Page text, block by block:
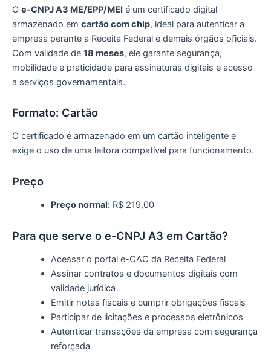
O e-CNPJ A3 ME/EPP/MEI é um certificado digital
armazenado em cartão com chip, ideal para autenticar a
empresa perante a Receita Federal e demais órgãos oficiais.
Com validade de 18 meses, ele garante segurança,
mobilidade e praticidade para assinaturas digitais e acesso
a serviços governamentais.
Formato: Cartão
O certificado é armazenado em um cartão inteligente e
exige o uso de uma leitora compatível para funcionamento.
Preço
Preço normal:R$ 219,00
Para que serve o e-CNPJ A3 em Cartão?
Acessar o portal e-CAC da Receita Federal
Assinar contratos e documentos digitais com
validade jurídica
Emitir notas fiscais e cumprir obrigações fiscais
Participar de licitações e processos eletrônicos
Autenticar transações da empresa com segurança
reforçada